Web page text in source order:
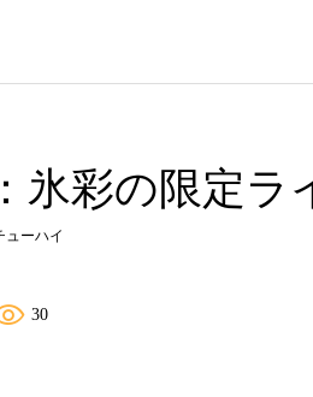
氷彩の限定ラ
ューハイ
30